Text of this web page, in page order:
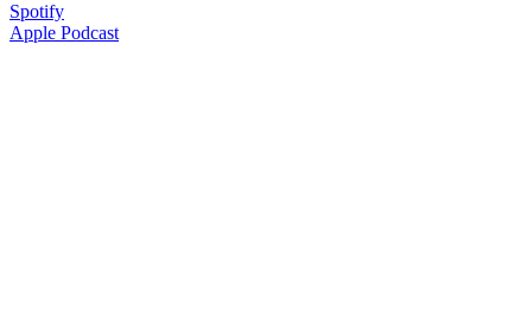
Spotify
Apple Podcast